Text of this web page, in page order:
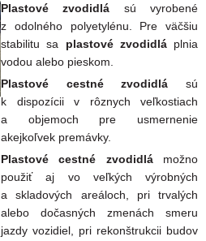
Plastové zvodidlá sú vyrobené
z odolného polyetylénu. Pre väčšiu
stabilitu sa plastové zvodidlá plnia
vodou alebo pieskom.
Plastové cestné zvodidlá sú
k dispozícii v
rôznych veľkostiach
a objemoch pre usmernenie
akejkoľvek premávky.
Plastové cestné zvodidlá možno
použiť aj vo veľkých výrobných
a skladových areáloch, pri trvalých
alebo dočasných zmenách smeru
jazdy vozidiel, pri rekonštrukcii budov